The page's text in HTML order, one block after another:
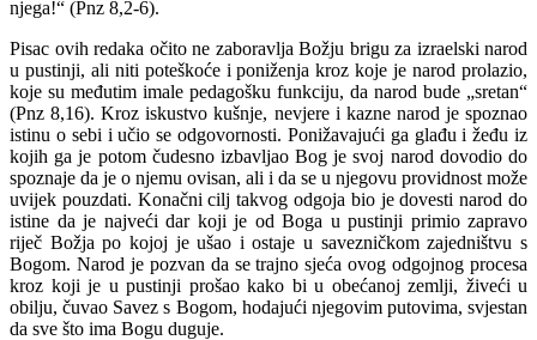
njega!“ (Pnz 8,2-6).
Pisac ovih redaka očito ne zaboravlja Božju brigu za izraelski narod
u pustinji, ali niti poteškoće i poniženja kroz koje je narod prolazio,
koje su međutim imale pedagošku funkciju, da narod bude „sretan“
(Pnz 8,16). Kroz iskustvo kušnje, nevjere i kazne narod je spoznao
istinu o sebi i učio se odgovornosti. Ponižavajući ga glađu i žeđu iz
kojih ga je potom čudesno izbavljao Bog je svoj narod dovodio do
spoznaje da je o njemu ovisan, ali i da se u njegovu pro­vidnost može
uvijek pouzdati. Konačni cilj takvog odgoja bio je dovesti narod do
istine da je najveći dar koji je od Boga u pustinji primio zapravo
riječ Božja po kojoj je ušao i ostaje u savezničkom zajedništvu s
Bogom. Narod je pozvan da se trajno sjeća ovog odgojnog procesa
kroz koji je u pustinji prošao kako bi u obećanoj zemlji, živeći u
obilju, čuvao Savez s Bogom, hodajući njegovim putovima, svjestan
da sve što ima Bogu duguje.